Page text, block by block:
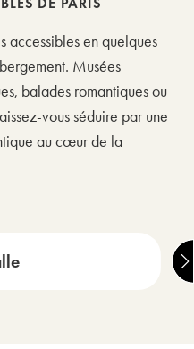
accessibles en quelques
Musées
balades romantiques ou
vous séduire par une
au cœur de la